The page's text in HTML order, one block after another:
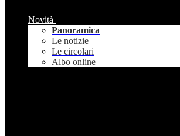
Novità
Panoramica
Le notizie
Le circolari
Albo online